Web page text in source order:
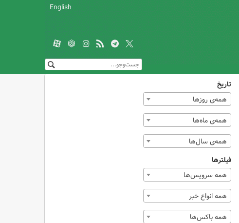
English
تاریخ
همه‌ی روزها
همه‌ی ماه‌ها
همه‌ی سال‌ها
فیلترها
همه سرویس‌ها
همه انواع خبر
همه باکس‌ها